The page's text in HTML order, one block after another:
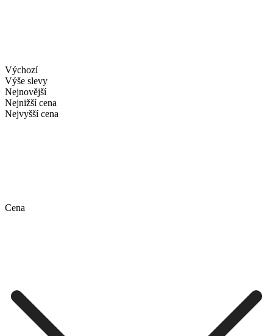
Výchozí
Výše slevy
Nejnovější
Nejnižší cena
Nejvyšší cena
Cena